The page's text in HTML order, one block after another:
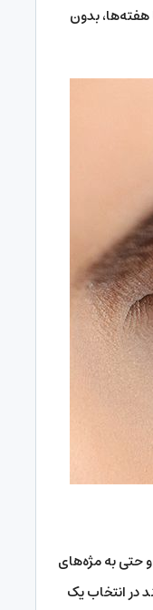
هفته‌ها، بدون
به مژه‌های
در انتخاب یک